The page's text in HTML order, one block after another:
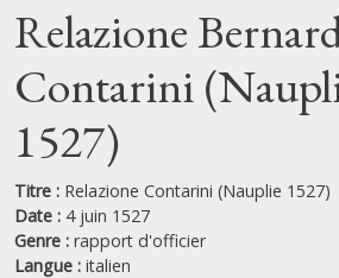
Relazione
Contarini
1527)
Titre : Relazione Contarini (Nauplie 1527)
Date : 4 juin 1527
Genre : rapport d'officier
Langue : italien